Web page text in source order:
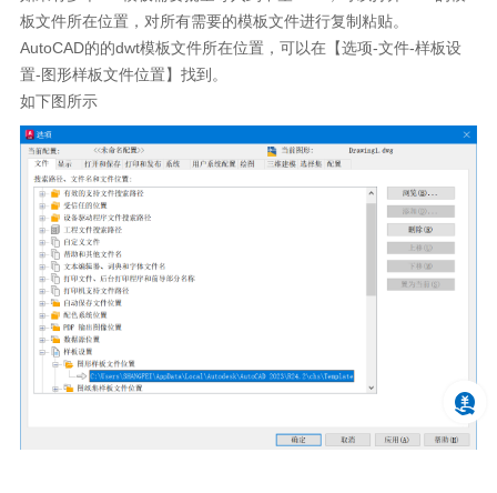
板文件所在位置，对所有需要的模板文件进行复制粘贴。
AutoCAD的的dwt模板文件所在位置，可以在【选项-文件-样板设
置-图形样板文件位置】找到。
如下图所示